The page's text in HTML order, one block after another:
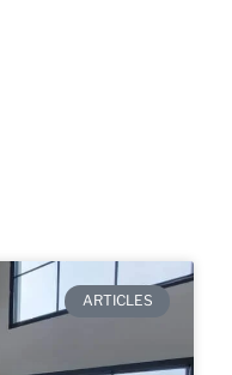
ARTICLES